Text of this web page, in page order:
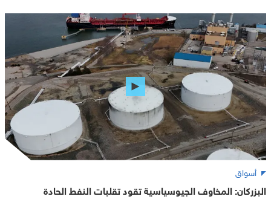
أسواق
البزركان: المخاوف الجيوسياسية تقود تقلبات النفط الحادة